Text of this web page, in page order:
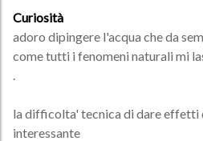
Curiosità
adoro dipingere l'acqua che da
come tutti i fenomeni naturali mi
la difficolta' tecnica di dare effetti
interessante